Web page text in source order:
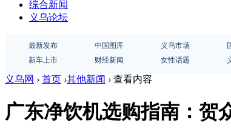
综合新闻
义乌论坛
最新发布 中国图库 义乌市场
新车上市
财经新闻 女性话题
义乌网 › 首页 ›其他新闻 › 查看内容
广东净饮机选购指南：贺